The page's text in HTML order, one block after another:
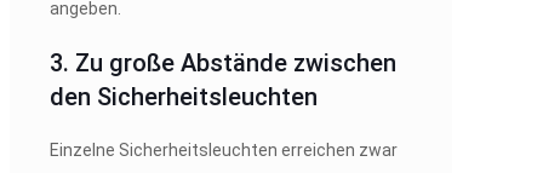
3. Zu große Abstände zwischen
den Sicherheitsleuchten
Einzelne Sicherheitsleuchten erreichen zwar